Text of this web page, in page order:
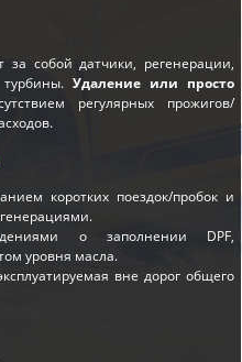
собой датчики, регенерации,
Удаление или просто
регулярных прожигов/
коротких поездок/пробок и
о заполнении DPF,
уровня масла.
вне дорог общего